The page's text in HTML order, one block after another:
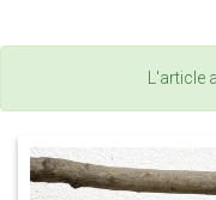
L'article